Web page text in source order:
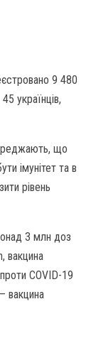
9 480
українців,
що
імунітет та в
рівень
3 млн доз
вакцина
COVID-19
вакцина